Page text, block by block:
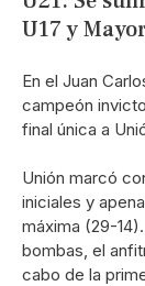
U17 y
En el Juan
campeón
final única a
Unión marcó
iniciales y
máxima (29-
bombas, el
cabo de la